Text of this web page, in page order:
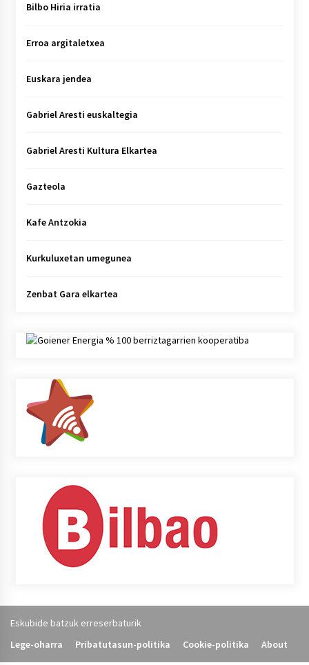
Bilbo Hiria irratia
Erroa argitaletxea
Euskara jendea
Gabriel Aresti euskaltegia
Gabriel Aresti Kultura Elkartea
Gazteola
Kafe Antzokia
Kurkuluxetan umegunea
Zenbat Gara elkartea
Eskubide batzuk erreserbaturik
Lege-oharra
Pribatutasun-politika Cookie-politika About